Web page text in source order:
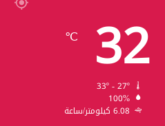
32
℃
100%
6.08 كيلومتر/ساعة